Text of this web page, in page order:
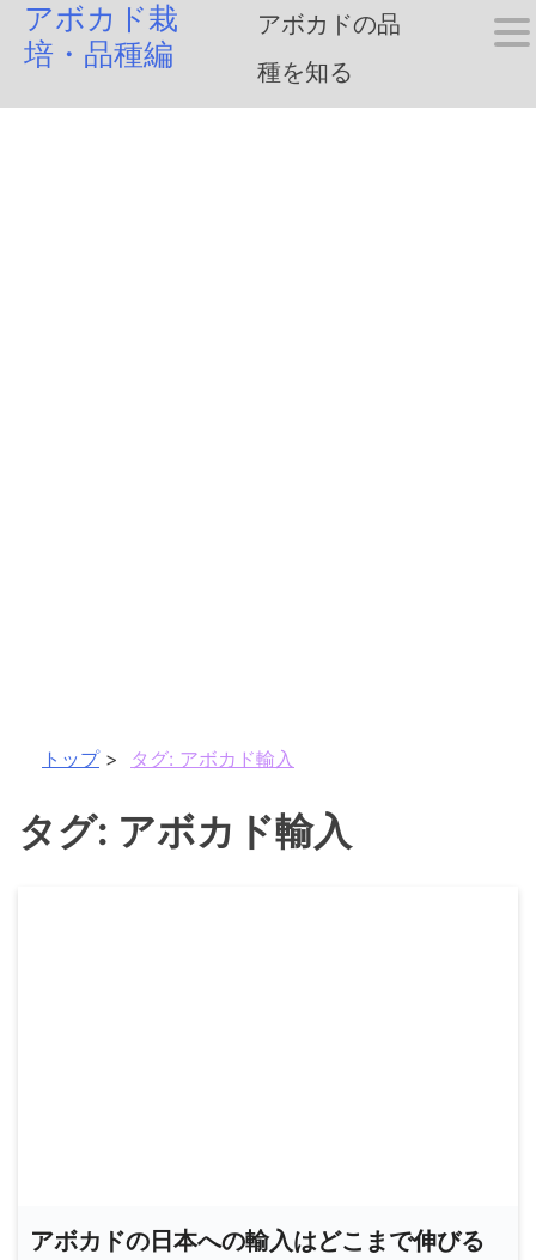
Skipアボカド栽
培・品種編
アボカドの品
種を知る
トップ タグ: アボカド輸入
タグ: アボカド輸入
アボカドの日本への輸入はどこまで伸びる